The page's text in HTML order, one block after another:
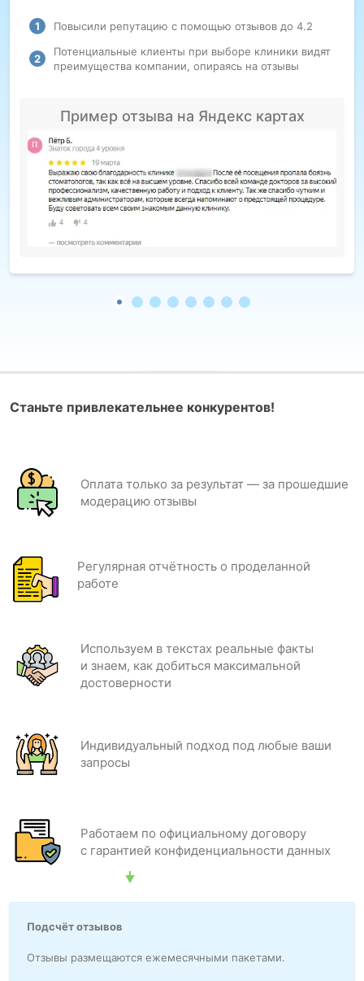
Повысили репутацию с помощью отзывов до 4.2
Потенциальные клиенты при выборе клиники видят
преимущества компании, опираясь на отзывы
Пример отзыва на Яндекс картах
Станьте привлекательнее конкурентов!
Оплата только за результат — за прошедшие
модерацию отзывы
Регулярная отчётность о проделанной
работе
Используем в текстах реальные факты
и знаем, как добиться максимальной
достоверности
Индивидуальный подход под любые ваши
запросы
Работаем по официальному договору
с гарантией конфиденциальности данных
Подсчёт отзывов
Отзывы размещаются ежемесячными пакетами.